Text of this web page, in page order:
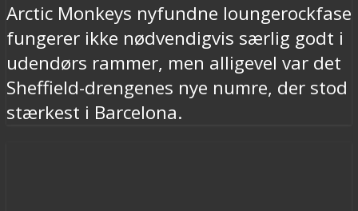
Arctic Monkeys nyfundne loungerockfase
fungerer ikke nødvendigvis særlig godt i
udendørs rammer, men alligevel var det
Sheffield-drengenes nye numre, der stod
stærkest i Barcelona.